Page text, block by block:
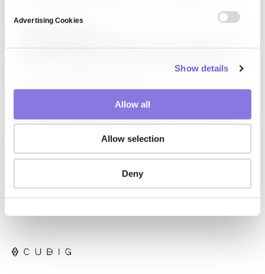
Advertising Cookies
Show details
Allow all
Allow selection
Deny
Model drift는 머신러닝 모델의 정확도가 시간이 지나면서 점차 떨어지는
데이터와 달라지면서 생깁니다. 운영 중에는 고객 행동, 이상거래 패턴, 가격,
Model Context Protocol (MCP)
도구·시스템에 하나의 일관된 방식으로 연결되도록 하는 개방형 표준입니다.